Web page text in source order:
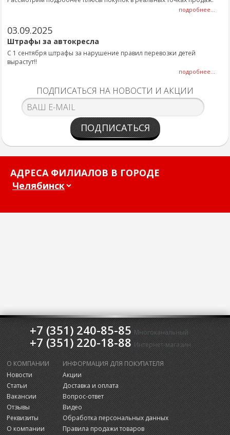
подробнее...
03.09.2025
Штрафы за автокресла
С 1 сентября штрафы за нарушение правил перевозки детей
вырастут!!
подробнее...
ПОДПИСАТЬСЯ НА НОВОСТИ И АКЦИИ
ПОДПИСАТЬСЯ
АДРЕСА ФИЛИАЛОВ В ГОРОДЕ
+7 (351) 240-85-85 Многоканальный
+7 (351) 220-18-88 Интернет-магазин
О КОМПАНИИ
Новости
Статьи
Вакансии
Отзывы
Реквизиты
О компании
ИНФОРМАЦИЯ ДЛЯ ПОКУПАТЕЛЯ
Акции
Доставка и оплата
Вопрос-ответ
Видео
Обработка персональных данных
Правила продажи товаров